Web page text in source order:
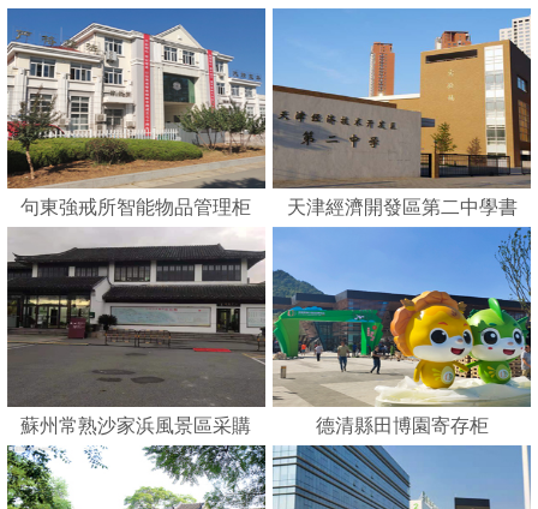
刷卡智能柜
句東強戒所智能物品管理柜
天津經濟開發區第二中學書
蘇州常熟沙家浜風景區采購
人臉識別寄存柜
德清縣田博園寄存柜